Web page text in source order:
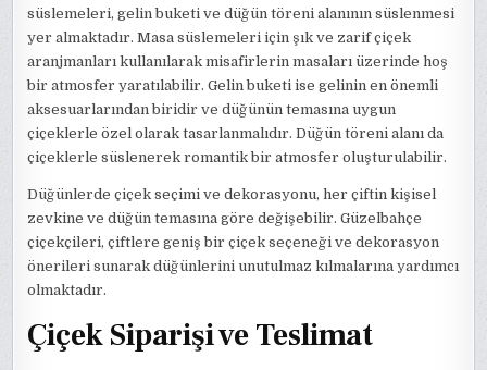
süslemeleri, gelin buketi ve düğün töreni alanının süslenmesi
yer almaktadır. Masa süslemeleri için şık ve zarif çiçek
aranjmanları kullanılarak misafirlerin masaları üzerinde hoş
bir atmosfer yaratılabilir. Gelin buketi ise gelinin en önemli
aksesuarlarından biridir ve düğünün temasına uygun
çiçeklerle özel olarak tasarlanmalıdır. Düğün töreni alanı da
çiçeklerle süslenerek romantik bir atmosfer oluşturulabilir.
Düğünlerde çiçek seçimi ve dekorasyonu, her çiftin kişisel
zevkine ve düğün temasına göre değişebilir. Güzelbahçe
çiçekçileri, çiftlere geniş bir çiçek seçeneği ve dekorasyon
önerileri sunarak düğünlerini unutulmaz kılmalarına yardımcı
olmaktadır.
Çiçek Siparişi ve Teslimat